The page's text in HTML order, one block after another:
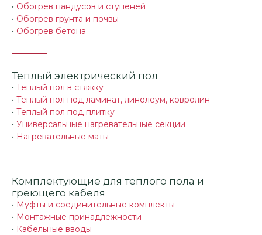
• Обогрев пандусов и ступеней
• Обогрев грунта и почвы
• Обогрев бетона
Теплый электрический пол
• Теплый пол в стяжку
• Теплый пол под ламинат, линолеум, ковролин
• Теплый пол под плитку
• Универсальные нагревательные секции
• Нагревательные маты
Комплектующие для теплого пола и
греющего кабеля
• Муфты и соединительные комплекты
• Монтажные принадлежности
• Кабельные вводы